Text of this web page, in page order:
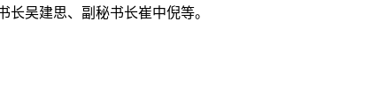
吴建思、副秘书长崔中倪等。